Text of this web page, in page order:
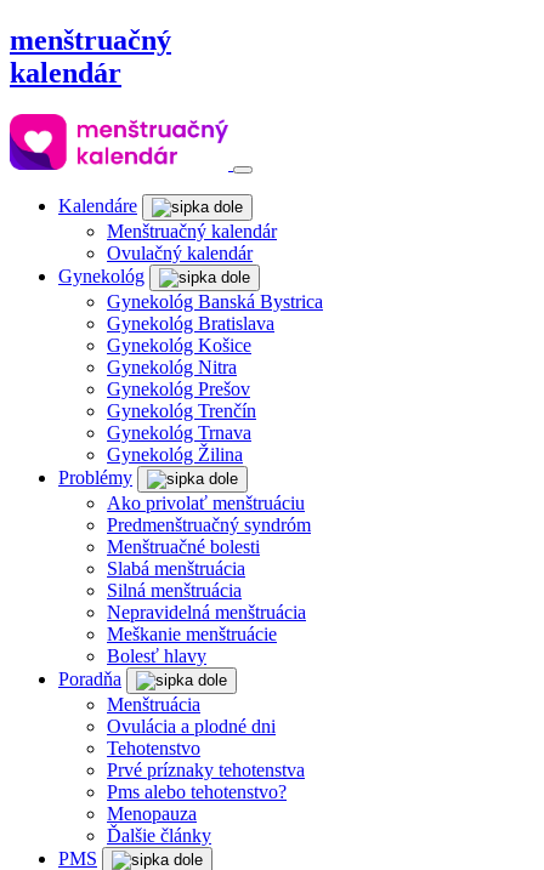
menštruačný
kalendár
Kalendáre
Menštruačný kalendár
Ovulačný kalendár
Gynekológ
Gynekológ Banská Bystrica
Gynekológ Bratislava
Gynekológ Košice
Gynekológ Nitra
Gynekológ Prešov
Gynekológ Trenčín
Gynekológ Trnava
Gynekológ Žilina
Problémy
Ako privolať menštruáciu
Predmenštruačný syndróm
Menštruačné bolesti
Slabá menštruácia
Silná menštruácia
Nepravidelná menštruácia
Meškanie menštruácie
Bolesť hlavy
Poradňa
Menštruácia
Ovulácia a plodné dni
Tehotenstvo
Prvé príznaky tehotenstva
Pms alebo tehotenstvo?
Menopauza
Ďalšie články
PMS